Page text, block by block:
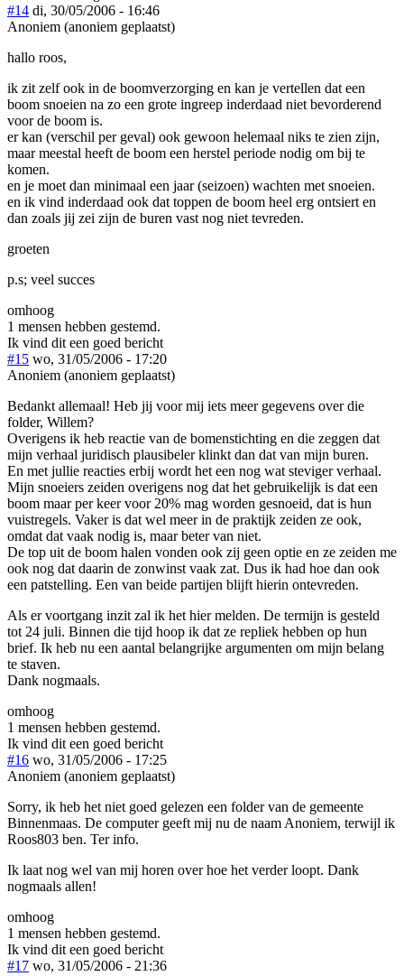
#14 di, 30/05/2006 - 16:46
Anoniem (anoniem geplaatst)
hallo roos,
ik zit zelf ook in de boomverzorging en kan je vertellen dat een
boom snoeien na zo een grote ingreep inderdaad niet bevorderend
voor de boom is.
er kan (verschil per geval) ook gewoon helemaal niks te zien zijn,
maar meestal heeft de boom een herstel periode nodig om bij te
komen.
en je moet dan minimaal een jaar (seizoen) wachten met snoeien.
en ik vind inderdaad ook dat toppen de boom heel erg ontsiert en
dan zoals jij zei zijn de buren vast nog niet tevreden.
groeten
p.s; veel succes
omhoog
1 mensen hebben gestemd.
Ik vind dit een goed bericht
#15 wo, 31/05/2006 - 17:20
Anoniem (anoniem geplaatst)
Bedankt allemaal! Heb jij voor mij iets meer gegevens over die
folder, Willem?
Overigens ik heb reactie van de bomenstichting en die zeggen dat
mijn verhaal juridisch plausibeler klinkt dan dat van mijn buren.
En met jullie reacties erbij wordt het een nog wat steviger verhaal.
Mijn snoeiers zeiden overigens nog dat het gebruikelijk is dat een
boom maar per keer voor 20% mag worden gesnoeid, dat is hun
vuistregels. Vaker is dat wel meer in de praktijk zeiden ze ook,
omdat dat vaak nodig is, maar beter van niet.
De top uit de boom halen vonden ook zij geen optie en ze zeiden me
ook nog dat daarin de zonwinst vaak zat. Dus ik had hoe dan ook
een patstelling. Een van beide partijen blijft hierin ontevreden.
Als er voortgang inzit zal ik het hier melden. De termijn is gesteld
tot 24 juli. Binnen die tijd hoop ik dat ze repliek hebben op hun
brief. Ik heb nu een aantal belangrijke argumenten om mijn belang
te staven.
Dank nogmaals.
omhoog
1 mensen hebben gestemd.
Ik vind dit een goed bericht
#16 wo, 31/05/2006 - 17:25
Anoniem (anoniem geplaatst)
Sorry, ik heb het niet goed gelezen een folder van de gemeente
Binnenmaas. De computer geeft mij nu de naam Anoniem, terwijl ik
Roos803 ben. Ter info.
Ik laat nog wel van mij horen over hoe het verder loopt. Dank
nogmaals allen!
omhoog
1 mensen hebben gestemd.
Ik vind dit een goed bericht
#17 wo, 31/05/2006 - 21:36